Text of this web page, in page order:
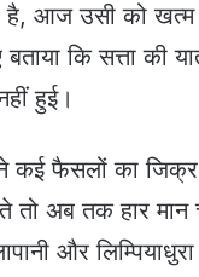
है, आज उसी को खत्म
बताया कि सत्ता
हुई।
फैसलों का जिक्र
तो अब तक हार मान
और